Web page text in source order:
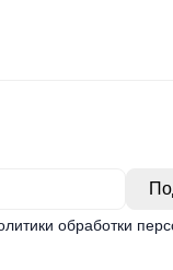
обработки